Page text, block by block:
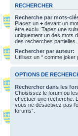
RECHERCHER
Recherche par mots-
Placez un + devant un
être exclu. Tapez une
uniquement un des mots
des recherches partielles.
Rechercher par auteur:
Utilisez un * comme joker
OPTIONS DE
Rechercher dans les
Choisissez le forum ou
effectuer une recherche.
vous ne désactivez pas
forums”.